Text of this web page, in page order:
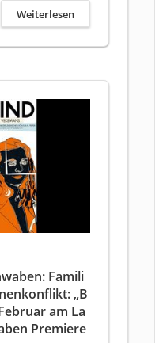
Weiterlesen
Famili
„B
am La
Premiere